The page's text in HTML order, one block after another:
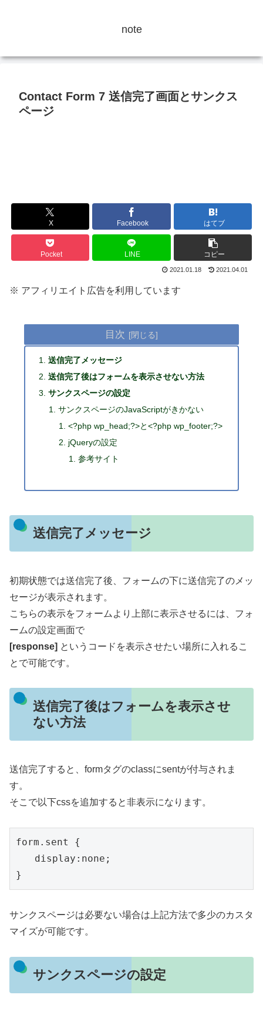
note
Contact Form 7 送信完了画面とサンクス
ページ
X Facebook はてブ
Pocket LINE コピー
2021.01.18 2021.04.01
※ アフィリエイト広告を利用しています
目次
送信完了メッセージ
送信完了後はフォームを表示させない方法
サンクスページの設定
サンクスページのJavaScriptがきかない
<?php wp_head;?>と<?php wp_footer;?>
jQueryの設定
参考サイト
送信完了メッセージ
初期状態では送信完了後、フォームの下に送信完了のメッ
セージが表示されます。
こちらの表示をフォームより上部に表示させるには、フォ
ームの設定画面で
[response] というコードを表示させたい場所に入れるこ
とで可能です。
送信完了後はフォームを表示させ
ない方法
送信完了すると、formタグのclassにsentが付与されま
す。
そこで以下cssを追加すると非表示になります。
form.sent {
display:none;
}
サンクスページは必要ない場合は上記方法で多少のカスタ
マイズが可能です。
サンクスページの設定